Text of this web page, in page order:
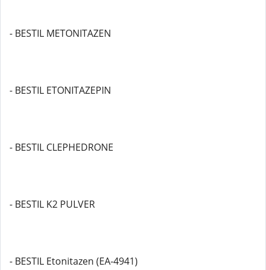
- BESTIL METONITAZEN
- BESTIL ETONITAZEPIN
- BESTIL CLEPHEDRONE
- BESTIL K2 PULVER
- BESTIL Etonitazen (EA-4941)